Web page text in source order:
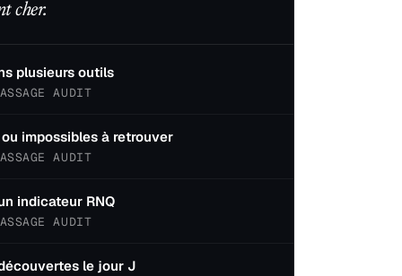
cher.
plusieurs outils
AUDIT
impossibles à retrouver
AUDIT
indicateur RNQ
AUDIT
le jour J